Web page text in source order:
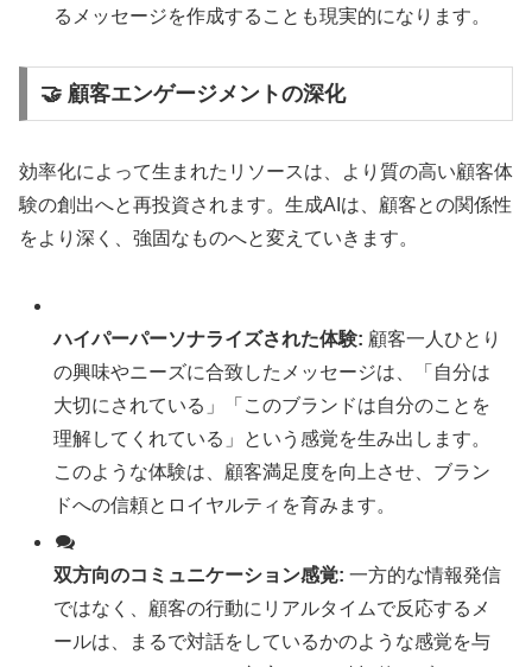
るメッセージを作成することも現実的になります。
🤝 顧客エンゲージメントの深化
効率化によって生まれたリソースは、より質の高い顧客体
験の創出へと再投資されます。生成AIは、顧客との関係性
をより深く、強固なものへと変えていきます。
ハイパーパーソナライズされた体験: 顧客一人ひとり
の興味やニーズに合致したメッセージは、「自分は
大切にされている」「このブランドは自分のことを
理解してくれている」という感覚を生み出します。
このような体験は、顧客満足度を向上させ、ブラン
ドへの信頼とロイヤルティを育みます。
双方向のコミュニケーション感覚: 一方的な情報発信
ではなく、顧客の行動にリアルタイムで反応するメ
ールは、まるで対話をしているかのような感覚を与